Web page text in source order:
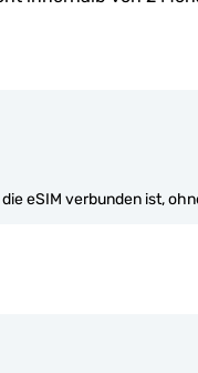
eSIM verbunden ist,